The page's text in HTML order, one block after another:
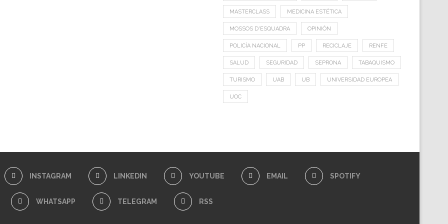
MASTERCLASS MEDICINA ESTÉTICA
MOSSOS D'ESQUADRA OPINIÓN
POLICÍA NACIONAL PP RECICLAJE RENFE
SALUD SEGURIDAD SEPRONA TABAQUISMO
TURISMO UAB UB UNIVERSIDAD EUROPEA
UOC
INSTAGRAM LINKEDIN YOUTUBE EMAIL SPOTIFY
WHATSAPP TELEGRAM RSS